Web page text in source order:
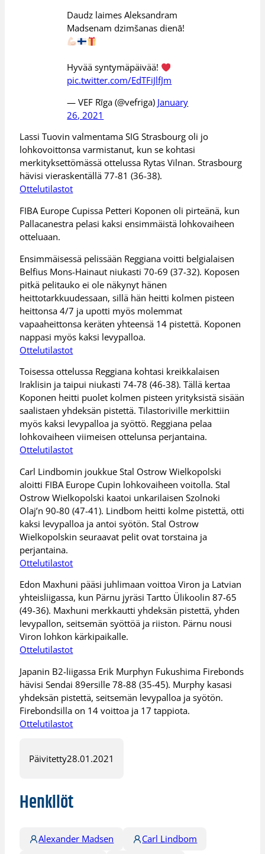
Daudz laimes Aleksandram
Madsenam dzimšanas dienā!
Hyvää syntymäpäivää!
pic.twitter.com/EdTFiJlfJm
— VEF Rīga (@vefriga) January
26, 2021
Lassi Tuovin valmentama SIG Strasbourg oli jo
lohkovoittonsa varmistanut, kun se kohtasi
merkityksettömässä ottelussa Rytas Vilnan. Strasbourg
hävisi vieraskentällä 77-81 (36-38).
Ottelutilastot
FIBA Europe Cupissa Petteri Koponen oli pirteänä, kun
Pallacanestra pelasi kaksi ensimmäistä lohkovaiheen
otteluaan.
Ensimmäisessä pelissään Reggiana voitti belgialaisen
Belfius Mons-Hainaut niukasti 70-69 (37-32). Koposen
pitkä pelitauko ei ole näkynyt hänen
heittotarkkuudessaan, sillä hän heitti kolmen pisteen
heittonsa 4/7 ja upotti myös molemmat
vapaaheittonsa keräten yhteensä 14 pistettä. Koponen
nappasi myös kaksi levypalloa.
Ottelutilastot
Toisessa ottelussa Reggiana kohtasi kreikkalaisen
Iraklisin ja taipui niukasti 74-78 (46-38). Tällä kertaa
Koponen heitti puolet kolmen pisteen yrityksistä sisään
saalistaen yhdeksän pistettä. Tilastoriville merkittiin
myös kaksi levypalloa ja syöttö. Reggiana pelaa
lohkovaiheen viimeisen ottelunsa perjantaina.
Ottelutilastot
Carl Lindbomin joukkue Stal Ostrow Wielkopolski
aloitti FIBA Europe Cupin lohkovaiheen voitolla. Stal
Ostrow Wielkopolski kaatoi unkarilaisen Szolnoki
Olaj’n 90-80 (47-41). Lindbom heitti kolme pistettä, otti
kaksi levypalloa ja antoi syötön. Stal Ostrow
Wielkopolskin seuraavat pelit ovat torstaina ja
perjantaina.
Ottelutilastot
Edon Maxhuni pääsi juhlimaan voittoa Viron ja Latvian
yhteisliigassa, kun Pärnu jyräsi Tartto Ülikoolin 87-65
(49-36). Maxhuni merkkautti yhdeksän pistettä, yhden
levypallon, seitsemän syöttöä ja riiston. Pärnu nousi
Viron lohkon kärkipaikalle.
Ottelutilastot
Japanin B2-liigassa Erik Murphyn Fukushima Firebonds
hävisi Sendai 89ersille 78-88 (35-45). Murphy kasasi
yhdeksän pistettä, seitsemän levypalloa ja syötön.
Firebondsilla on 14 voittoa ja 17 tappiota.
Ottelutilastot
Päivitetty28.01.2021
Henkilöt
Alexander Madsen Carl Lindbom